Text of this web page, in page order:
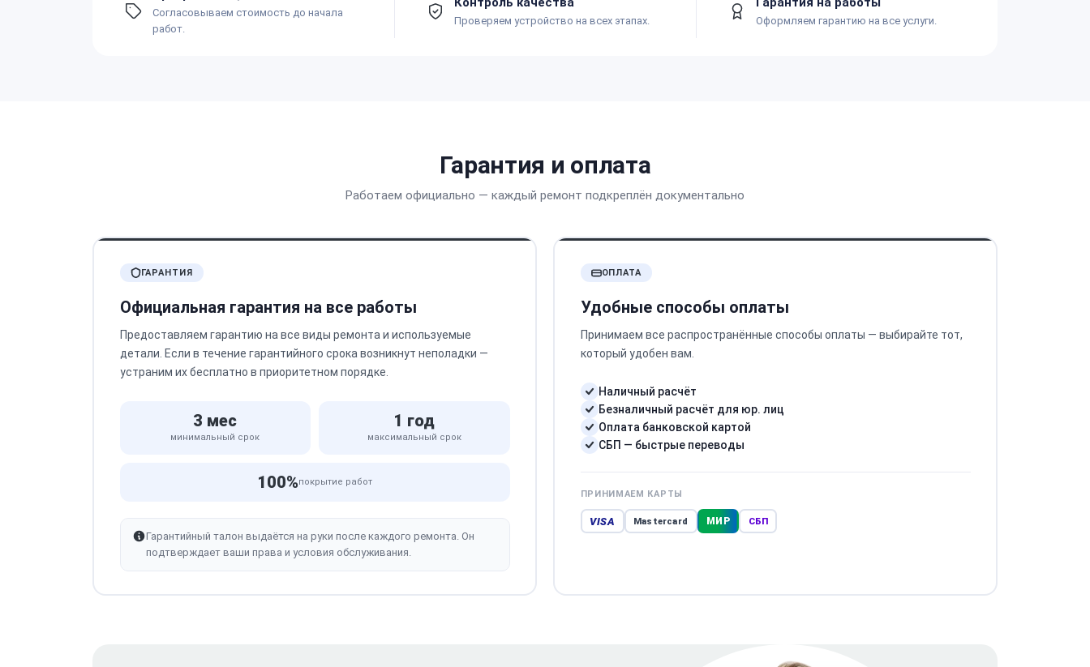
Согласовываем стоимость до начала
работ.
Проверяем устройство на всех этапах. Оформляем гарантию на все услуги.
Гарантия и оплата
Работаем официально — каждый ремонт подкреплён документально
ГАРАНТИЯ
Официальная гарантия на все работы
Предоставляем гарантию на все виды ремонта и используемые
детали. Если в течение гарантийного срока возникнут неполадки —
устраним их бесплатно в приоритетном порядке.
3 мес
минимальный срок
1 год
максимальный срок
100%покрытие работ
Гарантийный талон выдаётся на руки после каждого ремонта. Он
подтверждает ваши права и условия обслуживания.
ОПЛАТА
Удобные способы оплаты
Принимаем все распространённые способы оплаты — выбирайте тот,
который удобен вам.
Наличный расчёт
Безналичный расчёт для юр. лиц
Оплата банковской картой
СБП — быстрые переводы
ПРИНИМАЕМ КАРТЫ
VISA Mastercard МИР СБП